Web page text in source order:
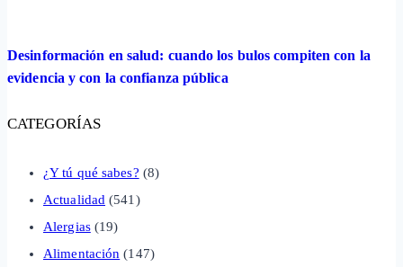
Desinformación en salud: cuando los bulos compiten con la
evidencia y con la confianza pública
CATEGORÍAS
¿Y tú qué sabes? (8)
Actualidad (541)
Alergias(19)
Alimentación (147)